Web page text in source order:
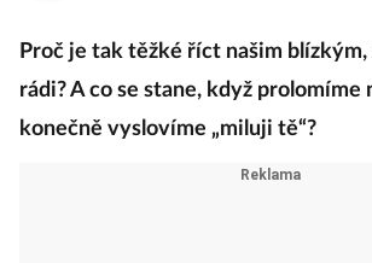
Proč je tak těžké říct našim blízkým,
rádi? A co se stane, když prolomíme
konečně vyslovíme „miluji tě“?